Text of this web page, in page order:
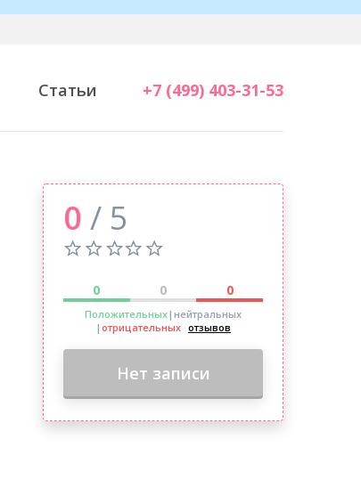
Статьи +7 (499) 403-31-53
0 / 5
0 0 0
Положительных|нейтральных
| отрицательных отзывов
Нет записи